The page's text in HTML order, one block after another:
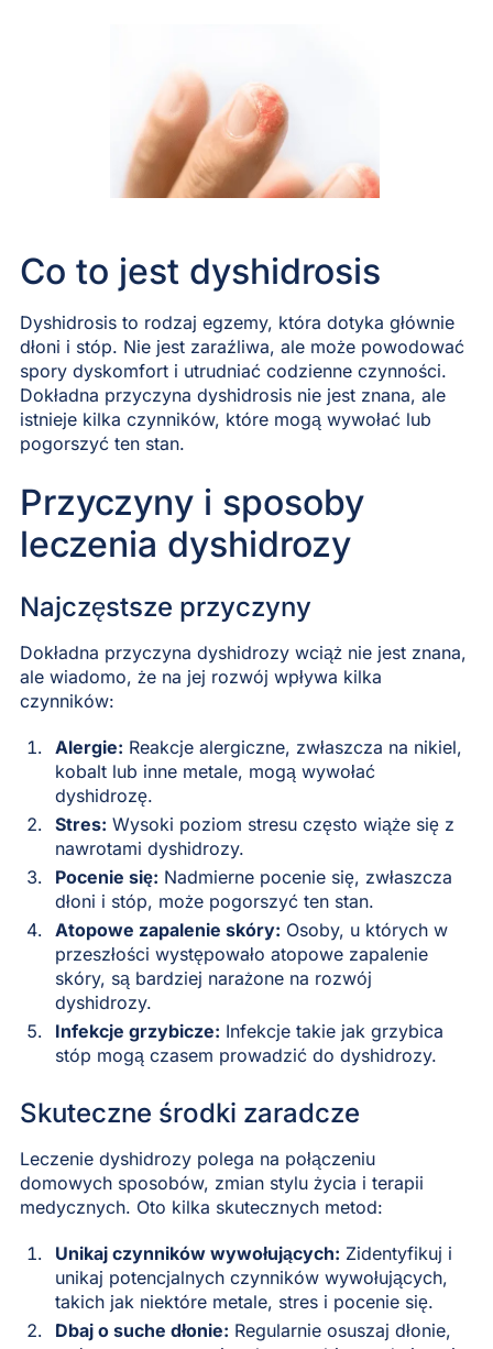
Co to jest dyshidrosis
Dyshidrosis to rodzaj egzemy, która dotyka głównie
dłoni i stóp. Nie jest zaraźliwa, ale może powodować
spory dyskomfort i utrudniać codzienne czynności.
Dokładna przyczyna dyshidrosis nie jest znana, ale
istnieje kilka czynników, które mogą wywołać lub
pogorszyć ten stan.
Przyczyny i sposoby
leczenia dyshidrozy
Najczęstsze przyczyny
Dokładna przyczyna dyshidrozy wciąż nie jest znana,
ale wiadomo, że na jej rozwój wpływa kilka
czynników:
Alergie: Reakcje alergiczne, zwłaszcza na nikiel,
kobalt lub inne metale, mogą wywołać
dyshidrozę.
Stres: Wysoki poziom stresu często wiąże się z
nawrotami dyshidrozy.
Pocenie się: Nadmierne pocenie się, zwłaszcza
dłoni i stóp, może pogorszyć ten stan.
Atopowe zapalenie skóry: Osoby, u których w
przeszłości występowało atopowe zapalenie
skóry, są bardziej narażone na rozwój
dyshidrozy.
Infekcje grzybicze: Infekcje takie jak grzybica
stóp mogą czasem prowadzić do dyshidrozy.
Skuteczne środki zaradcze
Leczenie dyshidrozy polega na połączeniu
domowych sposobów, zmian stylu życia i terapii
medycznych. Oto kilka skutecznych metod:
Unikaj czynników wywołujących: Zidentyfikuj i
unikaj potencjalnych czynników wywołujących,
takich jak niektóre metale, stres i pocenie się.
Dbaj o suche dłonie: Regularnie osuszaj dłonie,